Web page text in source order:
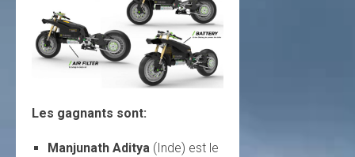
Les gagnants sont:
Manjunath Aditya (Inde) est le